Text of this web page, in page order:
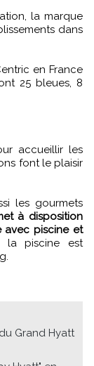
dans
en France
25 bleues, 8
accueillir les
font le plaisir
les gourmets
à disposition
avec piscine et
la piscine est
Grand Hyatt